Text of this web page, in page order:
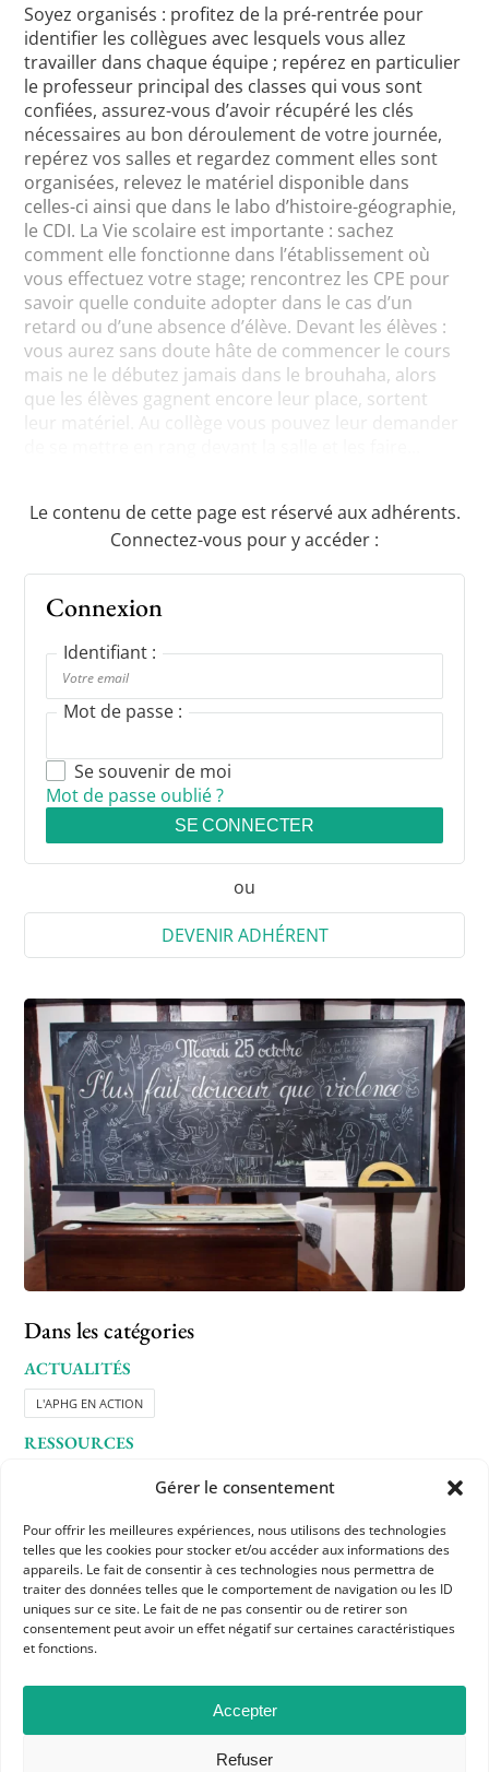
Gérer le consentement
Pour offrir les meilleures expériences, nous utilisons des technologies
telles que les cookies pour stocker et/ou accéder aux informations des
appareils. Le fait de consentir à ces technologies nous permettra de
traiter des données telles que le comportement de navigation ou les ID
uniques sur ce site. Le fait de ne pas consentir ou de retirer son
consentement peut avoir un effet négatif sur certaines caractéristiques
et fonctions.
Accepter
Refuser
Soyez organisés : profitez de la pré-rentrée pour
identifier les collègues avec lesquels vous allez
travailler dans chaque équipe ; repérez en particulier
le professeur principal des classes qui vous sont
confiées, assurez-vous d’avoir récupéré les clés
nécessaires au bon déroulement de votre journée,
repérez vos salles et regardez comment elles sont
organisées, relevez le matériel disponible dans
celles-ci ainsi que dans le labo d’histoire-géographie,
le CDI. La Vie scolaire est importante : sachez
comment elle fonctionne dans l’établissement où
vous effectuez votre stage; rencontrez les CPE pour
savoir quelle conduite adopter dans le cas d’un
retard ou d’une absence d’élève. Devant les élèves :
vous aurez sans doute hâte de commencer le cours
mais ne le débutez jamais dans le brouhaha, alors
que les élèves gagnent encore leur place, sortent
leur matériel. Au collège vous pouvez leur demander
Le contenu de cette page est réservé aux adhérents.
Connectez-vous pour y accéder :
Connexion
Identifiant :
Mot de passe :
Se souvenir de moi
Mot de passe oublié ?
SE CONNECTER
ou
DEVENIR ADHÉRENT
Dans les catégories
ACTUALITÉS
L'APHG EN ACTION
RESSOURCES
DIDACTIQUE ET PÉDAGOGIE HORS NIVEAU
APHG
Association des professeurs d'histoire et géographie